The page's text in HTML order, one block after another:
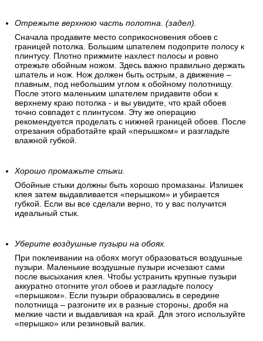
Отрежьте верхнюю часть полотна. (задел).
Сначала продавите место соприкосновения обоев с
границей потолка. Большим шпателем подоприте полосу к
плинтусу. Плотно прижмите нахлест полосы и ровно
отрежьте обойным ножом. Здесь важно правильно держать
шпатель и нож. Нож должен быть острым, а движение –
плавным, под небольшим углом к обойному полотнищу.
После этого маленьким шпателем придавите обои к
верхнему краю потолка - и вы увидите, что край обоев
точно совпадет с плинтусом. Эту же операцию
рекомендуется проделать с нижней границей обоев. После
отрезания обработайте край «перышком» и разгладьте
влажной губкой.
Хорошо промажьте стыки.
Обойные стыки должны быть хорошо промазаны. Излишек
клея затем выдавливается «перышком» и убирается
губкой. Если вы все сделали верно, то у вас получится
идеальный стык.
Уберите воздушные пузыри на обоях.
При поклеивании на обоях могут образоваться воздушные
пузыри. Маленькие воздушные пузыри исчезают сами
после высыхания клея. Чтобы устранить крупные пузыри
аккуратно отогните угол обоев и разгладьте полосу
«перышком». Если пузыри образовались в середине
полотнища – разгоните их в разные стороны, дробя на
мелкие части и выдавливая на край. Для этого используйте
«перышко» или резиновый валик.